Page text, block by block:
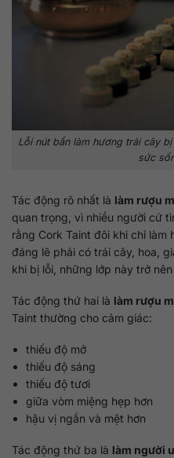
Lỗi nút bần làm hương trái cây
sức
Tác động rõ nhất là làm rượu
quan trọng, vì nhiều người cứ
rằng Cork Taint đôi khi chỉ làm
đáng lẽ phải có trái cây, hoa,
khi bị lỗi, những lớp này trở
Tác động thứ hai là làm rượu
Taint thường cho cảm giác:
thiếu độ mở
thiếu độ sáng
thiếu độ tươi
giữa vòm miệng hẹp hơn
hậu vị ngắn và mệt hơn
Tác động thứ ba là làm người